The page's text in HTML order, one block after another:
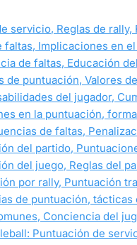
servicio, Reglas de rally,
faltas, Implicaciones en
de faltas, Educación
de puntuación, Valores
del jugador,
en la puntuación,
de faltas,
del partido,
del juego, Reglas del
por rally, Puntuación
de puntuación,
Conciencia del
Puntuación de